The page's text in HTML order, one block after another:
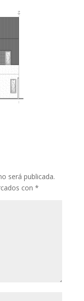
será publicada.
con *